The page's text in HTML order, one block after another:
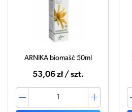
ARNIKA biomaść 50ml
53,06 zł / szt.